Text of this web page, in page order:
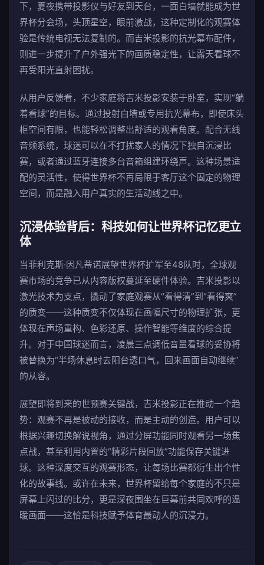
下，夏夜携带投影仪与好友到天台，一面白墙就能成为世
界杯分会场，头顶星空，眼前激战，这种定制化的观赛体
验是传统电视无法复制的。而吉米投影的抗光幕布配件，
则进一步提升了户外强光下的画质稳定性，让露天看球不
再受阳光直射困扰。
从用户反馈看，不少家庭将吉米投影安装于卧室，实现“躺
着看球”的目标。通过投射白墙或专用抗光幕布，即使床头
柜空间有限，也能轻松调整出舒适的观看角度。配合无线
音频系统，球迷可以在不打扰家人的情况下独自沉浸比
赛，或者通过蓝牙连接多台音箱组建环绕声。这种场景适
配的灵活性，使得世界杯不再局限于客厅这个固定的物理
空间，而是融入用户真实的生活动线之中。
沉浸体验背后：科技如何让世界杯记忆更立
体
当菲利克斯·因凡蒂诺展望世界杯扩军至48队时，全球观
赛市场的竞争已从内容版权蔓延至硬件体验。吉米投影以
激光技术为支点，撬动了家庭观赛从“看得清”到“看得爽”
的质变——这种质变不仅体现在画幅尺寸的物理扩张，更
体现在声场重构、色彩还原、操作智能等维度的综合提
升。对于中国球迷而言，凌晨三点调低音量看球的妥协将
被替换为“半场休息时去阳台透口气，回来画面自动继续”
的从容。
展望即将到来的世预赛关键战，吉米投影正在推动一个趋
势：观赛不再是被动的接收，而是主动的创造。用户可以
根据兴趣切换解说视角，通过分屏功能同时观看另一场焦
点战，甚至利用内置的“精彩片段回放”功能保存关键进
球。这种深度交互的观赛形态，让每场比赛都衍生出个性
化的故事线。或许在未来，世界杯留给每个家庭的不只是
屏幕上闪过的比分，更是深夜围坐在巨幕前共同欢呼的温
暖画面——这恰是科技赋予体育最动人的沉浸力。